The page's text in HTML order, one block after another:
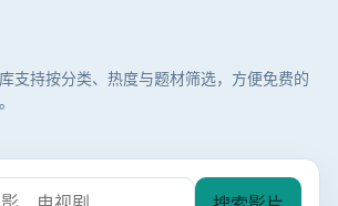
支持按分类、热度与题材筛选，方便免费的